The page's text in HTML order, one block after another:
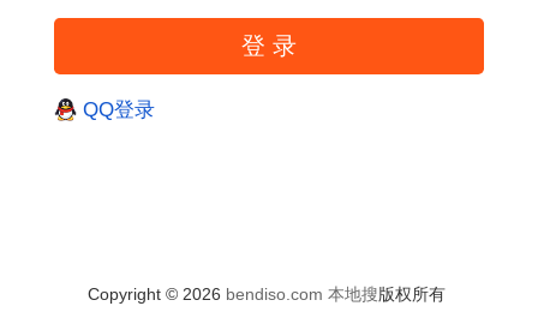
QQ登录
Copyright © 2026 bendiso.com 本地搜版权所有